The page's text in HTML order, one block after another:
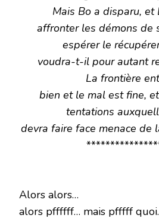
Mais Bo a disparu, et
affronter les démons de
espérer le
voudra-t-il pour autant
La frontière
bien et le mal est fine,
tentations
devra faire face menace de
Alors alors…
alors pffffff… mais pfffff